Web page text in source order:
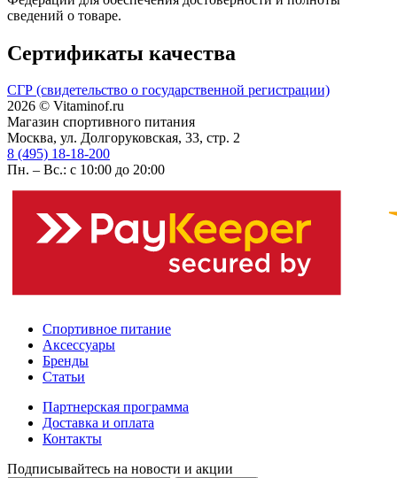
сведений о товаре.
Сертификаты качества
СГР (свидетельство о государственной регистрации)
2026 © Vitaminof.ru
Магазин спортивного питания
Москва, ул. Долгоруковская, 33, стр. 2
8 (495) 18-18-200
Пн. – Вс.: с 10:00 до 20:00
Спортивное питание
Аксессуары
Бренды
Статьи
Партнерская программа
Доставка и оплата
Контакты
Подписывайтесь на новости и акции